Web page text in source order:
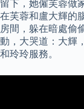
留下，她僱芙蓉做
在芙蓉和盧大輝的
房間，躲在暗處偷
動，大哭道：大輝
和玲玲服務。